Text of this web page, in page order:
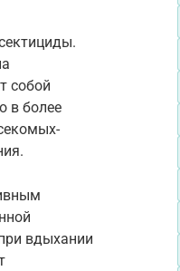
собой
в более
вдыхании